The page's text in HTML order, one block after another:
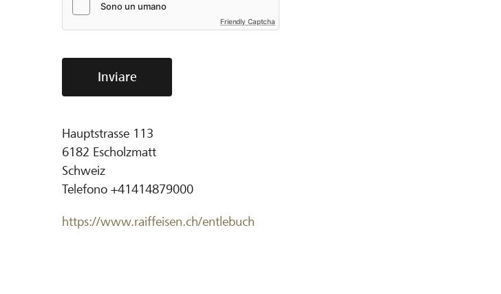
Friendly Captcha
Inviare
Hauptstrasse 113
6182 Escholzmatt
Schweiz
Telefono +41414879000
https://www.raiffeisen.ch/entlebuch